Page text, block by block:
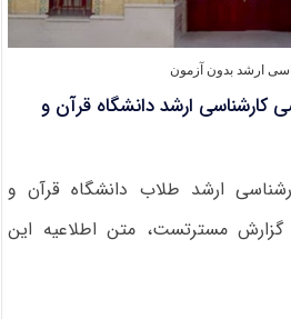
ارشد بدون آزمون
کارشناسی ارشد دانشگاه قرآن و
ارشد طلاب دانشگاه قرآن و
شد. به گزارش مسترتست، متن اطلاعیه این